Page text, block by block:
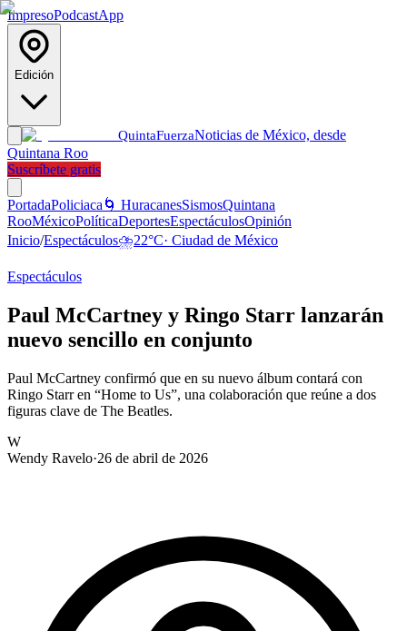
ImpresoPodcastApp
Edición
QuintaFuerzaNoticias de México, desde
Quintana Roo
Suscríbete gratis
PortadaPoliciaca 🌀 HuracanesSismosQuintana
RooMéxicoPolíticaDeportesEspectáculosOpinión
Inicio/Espectáculos⛈️22°C· Ciudad de México
Espectáculos
Paul McCartney y Ringo Starr lanzarán
nuevo sencillo en conjunto
Paul McCartney confirmó que en su nuevo álbum contará con
Ringo Starr en “Home to Us”, una colaboración que reúne a dos
figuras clave de The Beatles.
W
Wendy Ravelo·26 de abril de 2026